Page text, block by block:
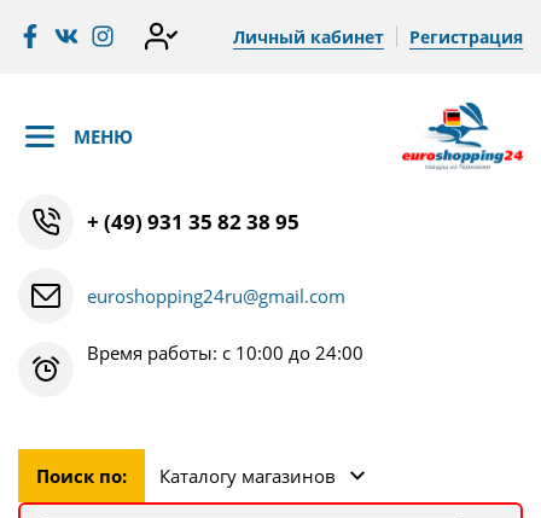
Личный кабинет Регистрация
МЕНЮ
+ (49) 931 35 82 38 95
euroshopping24ru@gmail.com
Время работы: с 10:00 до 24:00
Поиск по: Каталогу магазинов